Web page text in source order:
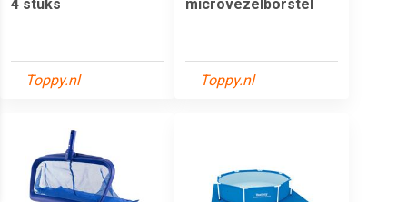
4 stuks
Toppy.nl
microvezelborstel
Toppy.nl